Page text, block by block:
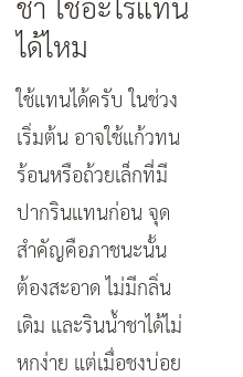
ได้ไหม
ใช้แทนได้ครับ ในช่วง
เริ่มต้น อาจใช้แก้วทน
ร้อนหรือถ้วยเล็กที่มี
ปากรินแทนก่อน จุด
สำคัญคือภาชนะนั้น
ต้องสะอาด ไม่มีกลิ่น
เดิม และรินน้ำชาได้ไม่
หกง่าย แต่เมื่อชงบ่อย